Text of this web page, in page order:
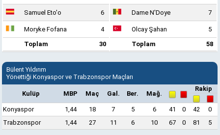
Samuel Eto'o 6
Moryke Fofana
4
Toplam
30
Dame N'Doye 7
Olcay Şahan
5
Toplam
58
Bülent Yıldırım
Yönettiği Konyaspor ve Trabzonspor Maçları
Kulüp MBP Maç Gal. Ber. Mağ.
Rakip
Konyaspor 1,44 18 7 5 6 41 0 42
0
Trabzonspor
1,44 27 11 6 10 67 0 81 5